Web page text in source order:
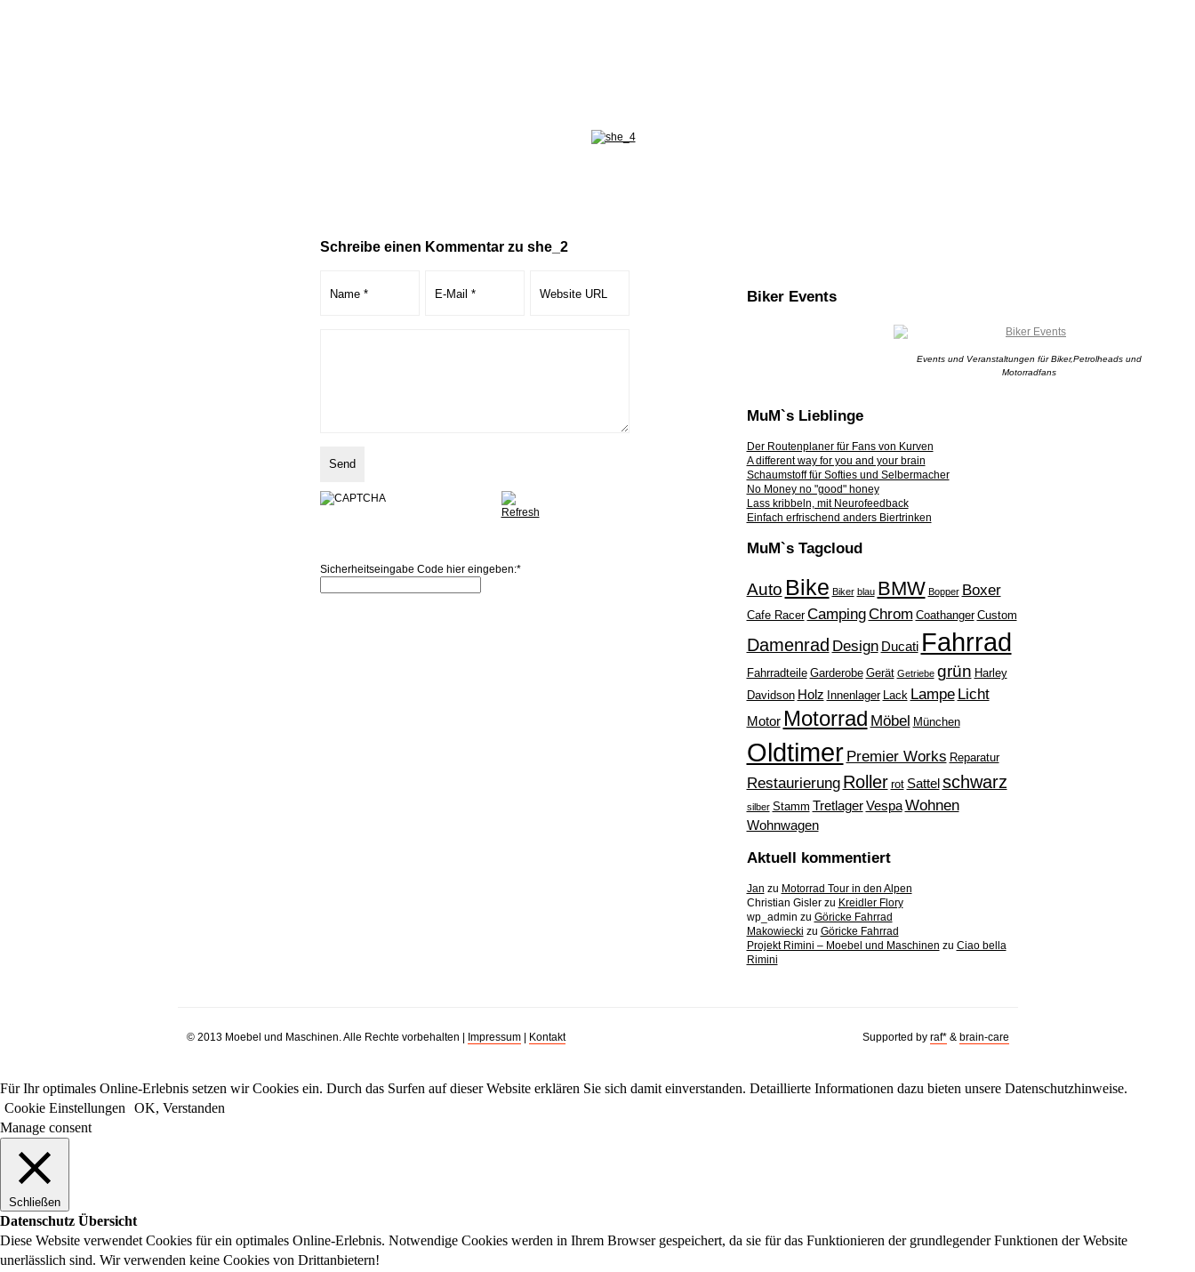
Biker Events
Events und Veranstaltungen für Biker,Petrolheads und
Motorradfans
MuM`s Lieblinge
Der Routenplaner für Fans von Kurven
A different way for you and your brain
Schaumstoff für Softies und Selbermacher
No Money no "good" honey
Lass kribbeln, mit Neurofeedback
Einfach erfrischend anders Biertrinken
MuM`s Tagcloud
Auto Bike Biker blau BMW Bopper Boxer
Cafe Racer CampingChrom Coathanger Custom
Damenrad Design Ducati Fahrrad
Fahrradteile Garderobe Gerät Getriebe grün Harley
Davidson Holz Innenlager Lack Lampe Licht
Motor Motorrad Möbel München
Oldtimer Premier Works Reparatur
Restaurierung Roller rot Sattel schwarz
silber Stamm Tretlager Vespa Wohnen
Wohnwagen
Aktuell kommentiert
Jan zu Motorrad Tour in den Alpen
Christian Gislerzu Kreidler Flory
wp_admin zu Göricke Fahrrad
Makowiecki zu Göricke Fahrrad
Projekt Rimini – Moebel und Maschinen zu Ciao bella
Rimini
Schreibe einen Kommentar zu she_2
Sicherheitseingabe Code hier eingeben:*
© 2013 Moebel und Maschinen. Alle Rechte vorbehalten | Impressum| Kontakt Supported by raf*& brain-care
Für Ihr optimales Online-Erlebnis setzen wir Cookies ein. Durch das Surfen auf dieser Website erklären Sie sich damit einverstanden. Detaillierte Informationen dazu bieten unsere Datenschutzhinweise.
Cookie Einstellungen
OK, Verstanden
Manage consent
Schließen
Datenschutz Übersicht
Diese Website verwendet Cookies für ein optimales Online-Erlebnis. Notwendige Cookies werden in Ihrem Browser gespeichert, da sie für das Funktionieren der grundlegender Funktionen der Website
unerlässlich sind. Wir verwenden keine Cookies von Drittanbietern!